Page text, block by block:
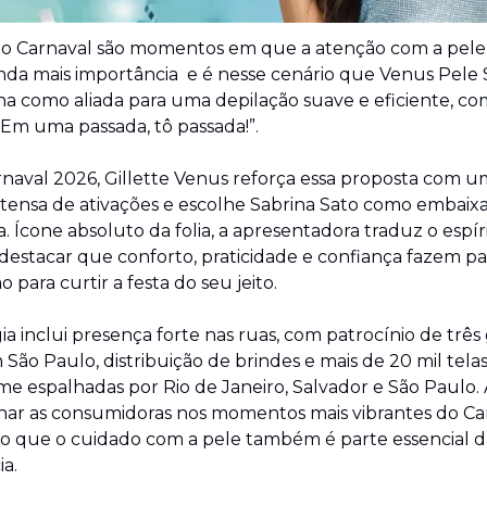
Carnaval são momentos em que a atenção com a
mais importância  e é nesse cenário que Venus Pele
como aliada para uma depilação suave e eficiente,
uma passada, tô passada!”.
2026, Gillette Venus reforça essa proposta com
de ativações e escolhe Sabrina Sato como
Ícone absoluto da folia, a apresentadora traduz o
que conforto, praticidade e confiança fazem
para curtir a festa do seu jeito.
inclui presença forte nas ruas, com patrocínio de três
São Paulo, distribuição de brindes e mais de 20 mil
espalhadas por Rio de Janeiro, Salvador e São Paulo.
as consumidoras nos momentos mais vibrantes do
que o cuidado com a pele também é parte essencial